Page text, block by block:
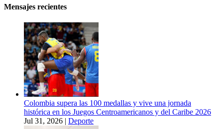
Mensajes recientes
Colombia supera las 100 medallas y vive una jornada
histórica en los Juegos Centroamericanos y del Caribe 2026
Jul 31, 2026 | Deporte